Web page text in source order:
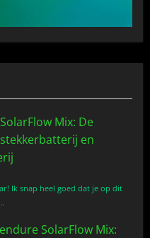
Mix: De
en
Ik snap heel goed dat je op dit
SolarFlow Mix: